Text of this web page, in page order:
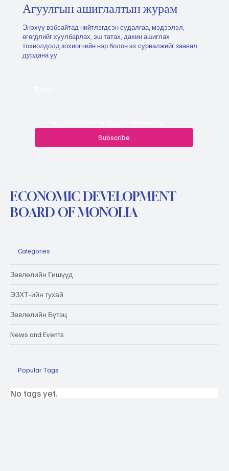
Агуулгын ашиглалтын журам
Subscribe
Энэхүү вэбсайтад нийтлэгдсэн судалгаа, мэдээлэл,
өгөгдлийг хуулбарлах, эш татах, дахин ашиглах
тохиолдолд зохиогчийн нэр болон эх сурвалжийг заавал
дурдана уу.
ECONOMIC DEVELOPMENT
BOARD OF MONOLIA
Categories
Зөвлөлийн Гишүүд
ЭЗХТ-ийн тухай
Зөвлөлийн Бүтэц
News and Events
Popular Tags
No tags yet.